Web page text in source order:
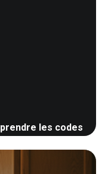
les codes